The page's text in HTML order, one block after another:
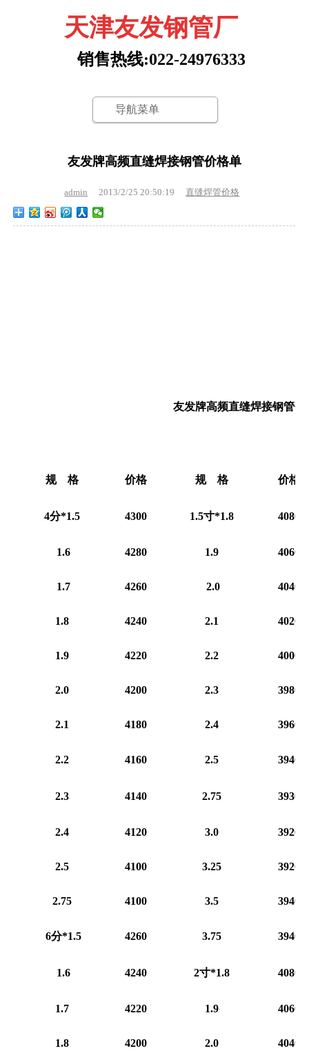
天津友发钢管厂
销售热线:022-24976333
导航菜单
友发牌高频直缝焊接钢管价格单
admin 2013/2/25 20:50:19 直缝焊管价格
友发牌高频直缝焊接钢管价
规 格 价格 规 格 价格
4分*1.5 4300 1.5寸*1.8 4080
1.6 4280 1.9 4060
1.7 4260 2.0 4040
1.8 4240 2.1 4020
1.9 4220 2.2 4000
2.0 4200 2.3 3980
2.1 4180 2.4 3960
2.2 4160 2.5 3940
2.3 4140 2.75 3930
2.4 4120 3.0 3920
2.5 4100 3.25 3920
2.75 4100 3.5 3940
6分*1.5 4260 3.75 3940
1.6 4240 2寸*1.8 4080
1.7 4220 1.9 4060
1.8 4200 2.0 4040